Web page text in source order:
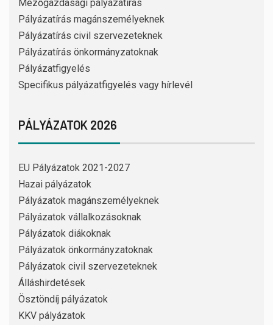
Mezőgazdasági pályázatírás
Pályázatírás magánszemélyeknek
Pályázatírás civil szervezeteknek
Pályázatírás önkormányzatoknak
Pályázatfigyelés
Specifikus pályázatfigyelés vagy hírlevél
PÁLYÁZATOK 2026
EU Pályázatok 2021-2027
Hazai pályázatok
Pályázatok magánszemélyeknek
Pályázatok vállalkozásoknak
Pályázatok diákoknak
Pályázatok önkormányzatoknak
Pályázatok civil szervezeteknek
Álláshirdetések
Ösztöndíj pályázatok
KKV pályázatok